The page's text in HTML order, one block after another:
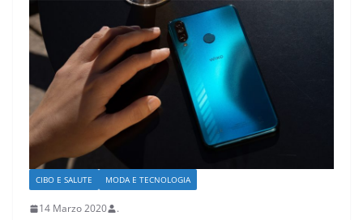
CIBO E SALUTE MODA E TECNOLOGIA
14 Marzo 2020 .